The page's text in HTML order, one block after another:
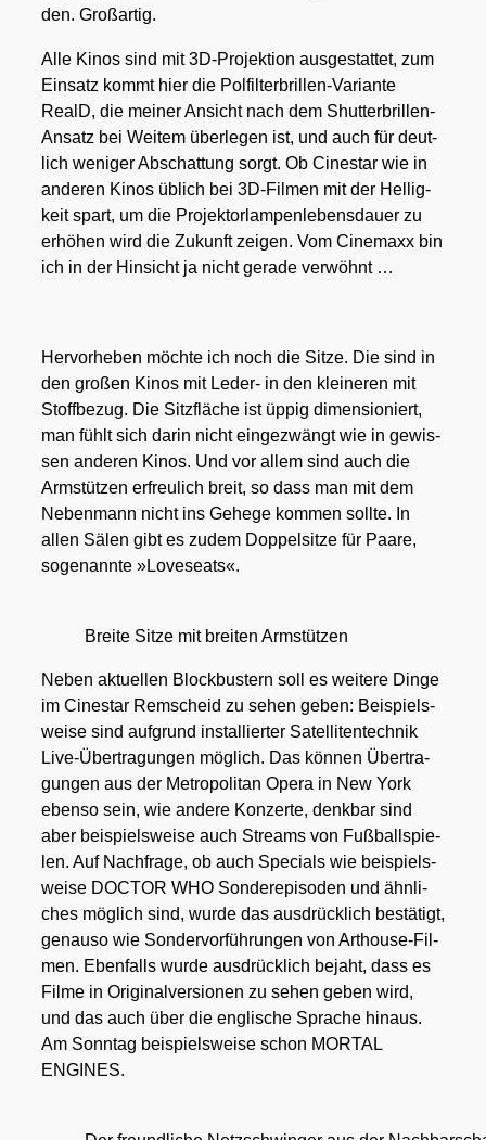
den. Groß­ar­tig.
Alle Kinos sind mit 3D-Pro­jek­ti­on aus­ge­stat­tet, zum
Ein­satz kommt hier die Pol­fil­ter­bril­len-Vari­an­te
RealD, die mei­ner Ansicht nach dem Shut­ter­bril­len-
Ansatz bei Wei­tem über­le­gen ist, und auch für deut­
lich weni­ger Abschat­tung sorgt. Ob Cine­star wie in
ande­ren Kinos üblich bei 3D-Fil­men mit der Hel­lig­
keit spart, um die Pro­jek­torlam­pen­le­bens­dau­er zu
erhö­hen wird die Zukunft zei­gen. Vom Cine­ma­xx bin
ich in der Hin­sicht ja nicht gera­de ver­wöhnt …
Her­vor­he­ben möch­te ich noch die Sit­ze. Die sind in
den gro­ßen Kinos mit Leder- in den klei­ne­ren mit
Stoff­be­zug. Die Sitz­flä­che ist üppig dimen­sio­niert,
man fühlt sich dar­in nicht ein­ge­zwängt wie in gewis­
sen ande­ren Kinos. Und vor allem sind auch die
Arm­stüt­zen erfreu­lich breit, so dass man mit dem
Neben­mann nicht ins Gehe­ge kom­men soll­te. In
allen Sälen gibt es zudem Dop­pel­sit­ze für Paa­re,
soge­nann­te »Love­seats«.
Brei­te Sit­ze mit brei­ten Arm­stüt­zen
Neben aktu­el­len Block­bus­tern soll es wei­te­re Din­ge
im Cine­star Rem­scheid zu sehen geben: Bei­spiels­
wei­se sind auf­grund instal­lier­ter Satel­li­ten­tech­nik
Live-Über­tra­gun­gen mög­lich. Das kön­nen Über­tra­
gun­gen aus der Metro­po­li­tan Ope­ra in New York
eben­so sein, wie ande­re Kon­zer­te, denk­bar sind
aber bei­spiels­wei­se auch Streams von Fuß­ball­spie­
len. Auf Nach­fra­ge, ob auch Spe­cials wie bei­spiels­
wei­se DOCTOR WHO Son­der­epi­so­den und ähn­li­
ches mög­lich sind, wur­de das aus­drück­lich bestä­tigt,
genau­so wie Son­der­vor­füh­run­gen von Art­house-Fil­
men. Eben­falls wur­de aus­drück­lich bejaht, dass es
Fil­me in Ori­gi­nal­ver­sio­nen zu sehen geben wird,
und das auch über die eng­li­sche Spra­che hin­aus.
Am Sonn­tag bei­spiels­wei­se schon MORTAL
ENGINES.